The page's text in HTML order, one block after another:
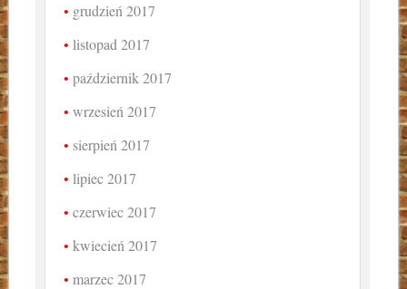
grudzień 2017
listopad 2017
październik 2017
wrzesień 2017
sierpień 2017
lipiec 2017
czerwiec 2017
kwiecień 2017
marzec 2017